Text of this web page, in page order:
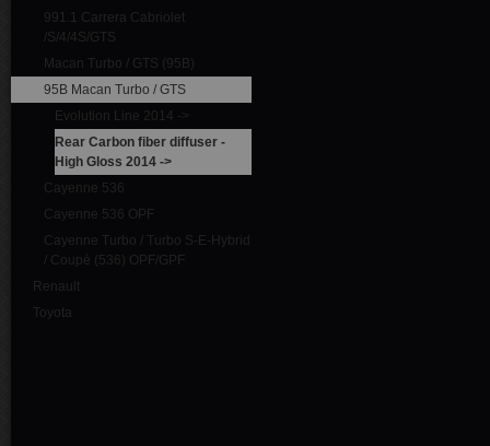
991.1 Carrera Cabriolet
/S/4/4S/GTS
Macan Turbo / GTS (95B)
95B Macan Turbo / GTS
Evolution Line 2014 ->
Rear Carbon fiber diffuser -
High Gloss 2014 ->
Cayenne 536
Cayenne 536 OPF
Cayenne Turbo / Turbo S-E-Hybrid
/ Coupé (536) OPF/GPF
Renault
Toyota